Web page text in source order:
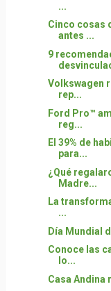
...
Cinco cosas
antes ...
9
Volkswagen
rep...
Ford Pro™
reg...
El 39% de
para...
¿Qué
Madre...
La
...
Día Mundial
Conoce las
lo...
Casa Andina